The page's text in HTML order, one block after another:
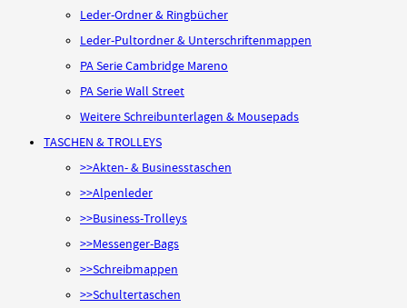
Leder-Ordner & Ringbücher
Leder-Pultordner & Unterschriftenmappen
PA Serie Cambridge Mareno
PA Serie Wall Street
Weitere Schreibunterlagen & Mousepads
TASCHEN & TROLLEYS
>>Akten- & Businesstaschen
>>Alpenleder
>>Business-Trolleys
>>Messenger-Bags
>>Schreibmappen
>>Schultertaschen